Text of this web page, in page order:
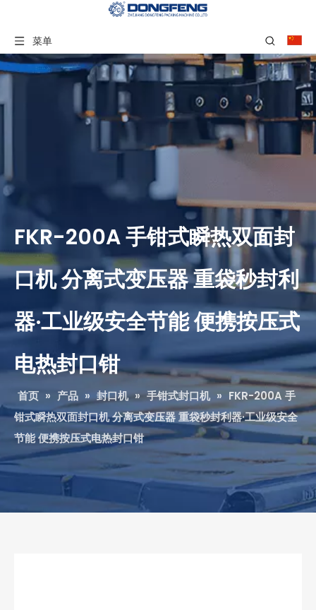
菜单
FKR-200A 手钳式瞬热双面封
口机 分离式变压器 重袋秒封利
器·工业级安全节能 便携按压式
电热封口钳
首页 » 产品 » 封口机 » 手钳式封口机 » FKR-200A 手
钳式瞬热双面封口机 分离式变压器 重袋秒封利器·工业级安全
节能 便携按压式电热封口钳